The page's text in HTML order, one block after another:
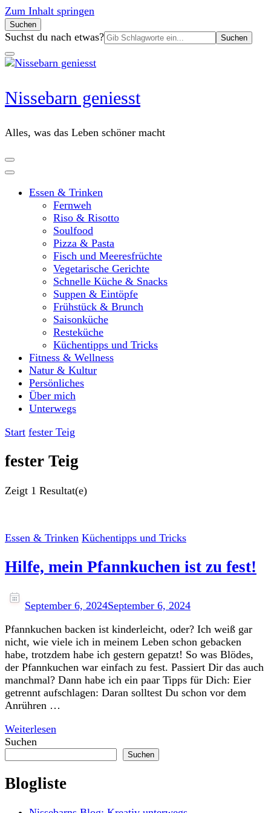
Zum Inhalt springen
Suchen
Suchen
nach:
Suchst du nach etwas?
Nissebarn geniesst
Alles, was das Leben schöner macht
Essen & Trinken
Fernweh
Riso & Risotto
Soulfood
Pizza & Pasta
Fisch und Meeresfrüchte
Vegetarische Gerichte
Schnelle Küche & Snacks
Suppen & Eintöpfe
Frühstück & Brunch
Saisonküche
Resteküche
Küchentipps und Tricks
Fitness & Wellness
Natur & Kultur
Persönliches
Über mich
Unterwegs
Start fester Teig
fester Teig
Zeigt 1 Resultat(e)
Essen & Trinken Küchentipps und Tricks
Hilfe, mein Pfannkuchen ist zu fest!
September 6, 2024September 6, 2024
Pfannkuchen backen ist kinderleicht, oder? Ich weiß gar
nicht, wie viele ich in meinem Leben schon gebacken
habe, trotzdem habe ich gestern gepatzt! So was Blödes,
der Pfannkuchen war einfach zu fest. Passiert Dir das auch
manchmal? Dann habe ich ein paar Tipps für Dich: Eier
getrennt aufschlagen: Daran solltest Du schon vor dem
Anrühren …
Weiterlesen
Suchen
Suchen
Blogliste